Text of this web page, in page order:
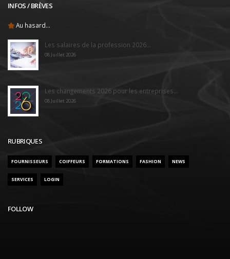
INFOS / BRÈVES
Au hasard...
Les salaires de la profession 2026...
08 Juillet 2026
Les changements 2026 pour les entreprises...
08 Juillet 2026
RUBRIQUES
FOURNISSEURS COIFFEURS FORMATIONS FASHION NEWS
SERVICES LOGIN
FOLLOW